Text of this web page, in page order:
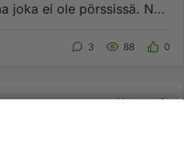
ei ole pörssissä. Nyt
3 88 0
Vastattu 4v
meren rannalta, on